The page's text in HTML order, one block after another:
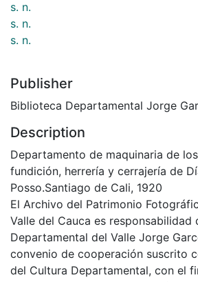
s. n.
s. n.
s. n.
Publisher
Biblioteca Departamental Jorge
Description
Departamento de maquinaria de
fundición, herrería y cerrajería de
Posso.Santiago de Cali, 1920
El Archivo del Patrimonio
Valle del Cauca es responsabilidad
Departamental del Valle Jorge
convenio de cooperación suscrito
del Cultura Departamental, con el